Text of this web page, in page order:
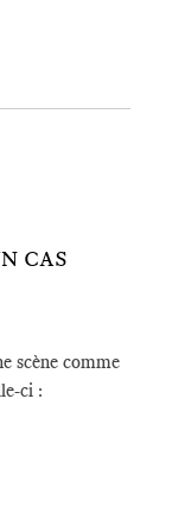
CAS
scène comme
ci :